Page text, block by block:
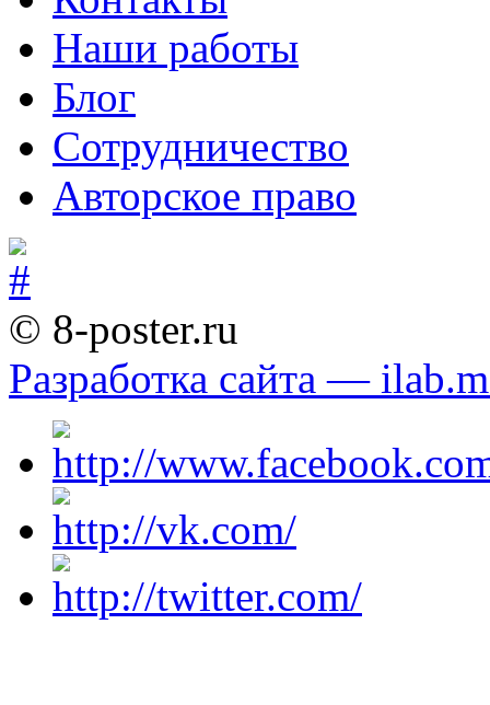
Наши работы
Блог
Сотрудничество
Авторское право
© 8-poster.ru
Разработка сайта —